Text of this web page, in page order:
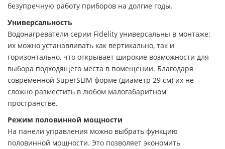
безупречную работу приборов на долгие годы.
Универсальность
Водонагреватели серии Fidelity универсальны в монтаже:
их можно устанавливать как вертикально, так и
горизонтально, что открывает широкие возможности для
выбора подходящего места в помещении. Благодаря
современной SuperSLIM форме (диаметр 29 см) их не
сложно разместить в любом малогабаритном
пространстве.
Режим половинной мощности
На панели управления можно выбрать функцию
половинной мощности. Это позволяет экономить